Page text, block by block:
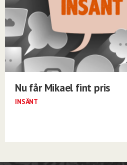
Nu får Mikael fint pris
INSÄNT